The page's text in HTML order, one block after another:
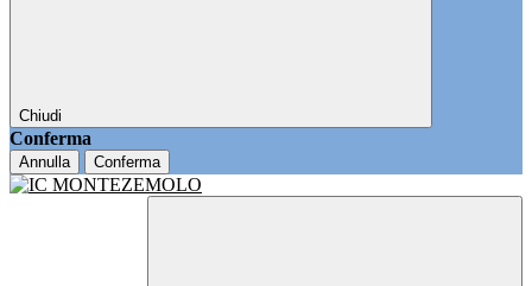
Chiudi
Conferma
Annulla Conferma